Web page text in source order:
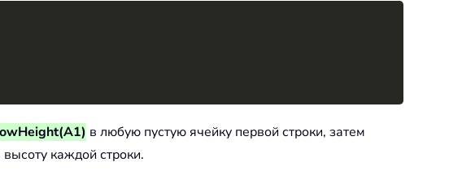
в любую пустую ячейку первой строки, затем
каждой строки.